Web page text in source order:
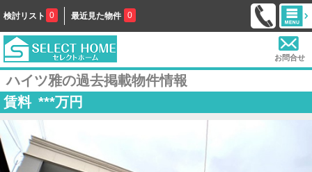
検討リスト 0 最近見た物件 0
お問合せ
ハイツ雅の過去掲載物件情報
賃料 ***万円